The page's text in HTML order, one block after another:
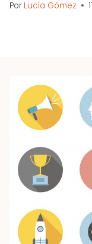
Por Lucía Gómez